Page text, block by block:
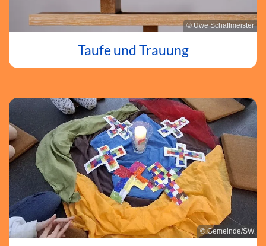
© Uwe Schaffmeister
Taufe und Trauung
© Gemeinde/SW